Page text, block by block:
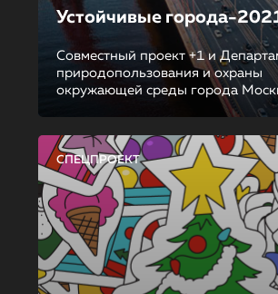
Устойчивые города-
Совместный проект +1 и
природопользования и охраны
окружающей среды города
СПЕЦПРОЕКТ